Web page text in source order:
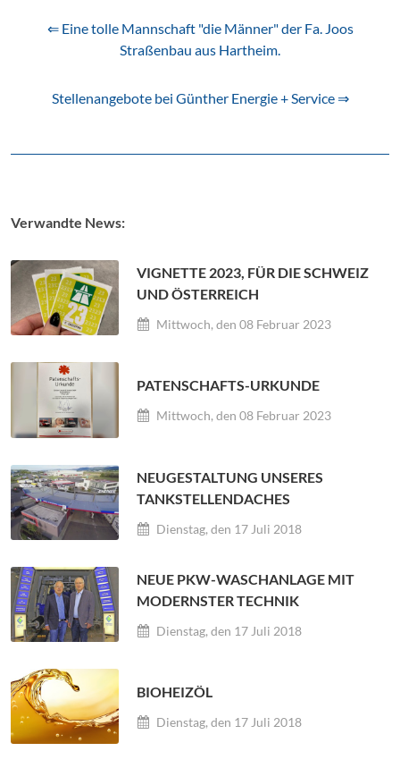
⇐ Eine tolle Mannschaft "die Männer" der Fa. Joos
Straßenbau aus Hartheim.
Stellenangebote bei Günther Energie + Service ⇒
Verwandte News:
VIGNETTE 2023, FÜR DIE SCHWEIZ
UND ÖSTERREICH
Mittwoch, den 08 Februar 2023
PATENSCHAFTS-URKUNDE
Mittwoch, den 08 Februar 2023
NEUGESTALTUNG UNSERES
TANKSTELLENDACHES
Dienstag, den 17 Juli 2018
NEUE PKW-WASCHANLAGE MIT
MODERNSTER TECHNIK
Dienstag, den 17 Juli 2018
BIOHEIZÖL
Dienstag, den 17 Juli 2018